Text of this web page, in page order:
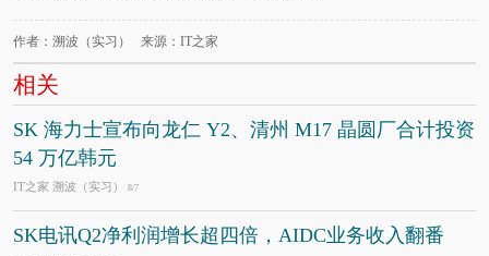
作者：溯波（实习） 来源：IT之家
相关
SK 海力士宣布向龙仁 Y2、清州 M17 晶圆厂合计投资
54 万亿韩元
IT之家 溯波（实习） 8/7
SK电讯Q2净利润增长超四倍，AIDC业务收入翻番